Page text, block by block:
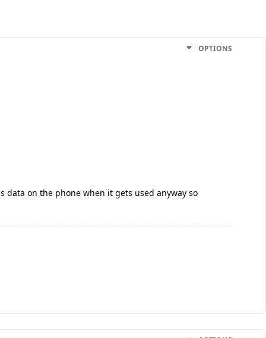
OPTIONS
data on the phone when it gets used anyway so